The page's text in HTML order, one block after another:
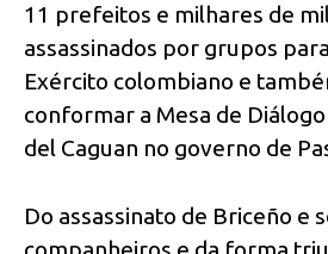
11 prefeitos e milhares de
assassinados por grupos
Exército colombiano­ e
conformar a Mesa de
del Caguan no governo de
Do assassinato de Briceño e